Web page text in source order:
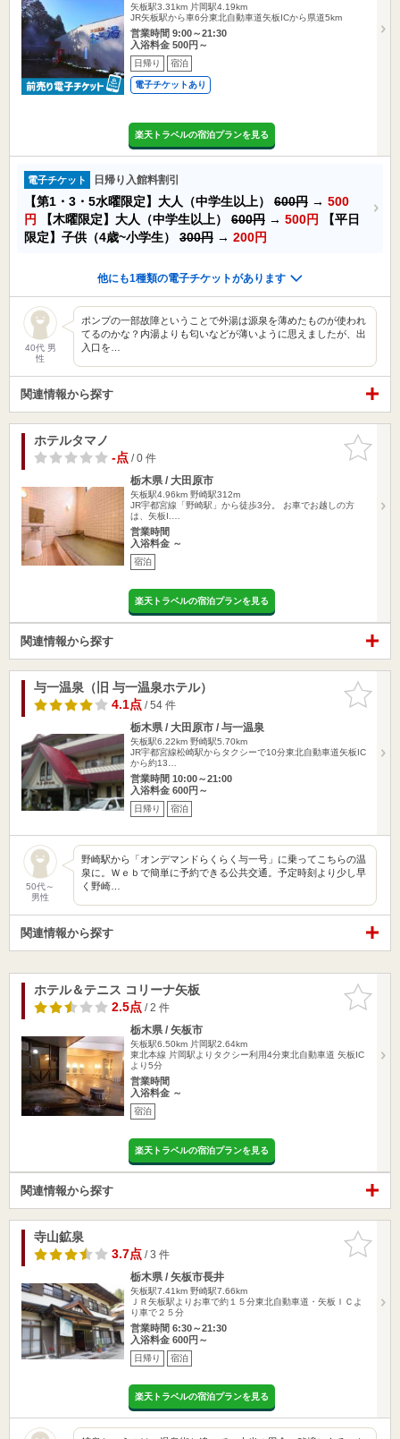
矢板駅3.31km 片岡駅4.19km
JR矢板駅から車6分東北自動車道矢板ICから県道5km
営業時間 9:00～21:30
入浴料金 500円～
日帰り 宿泊
電子チケットあり
楽天トラベルの宿泊プランを見る
電子チケット 日帰り入館料割引
【第1・3・5水曜限定】大人（中学生以上） 600円 → 500
円
【木曜限定】大人（中学生以上） 600円 → 500円
【平日
限定】子供（4歳~小学生） 300円 → 200円
他にも1種類の電子チケットがあります
40代 男
性
ポンプの一部故障ということで外湯は源泉を薄めたものが使われ
てるのかな？内湯よりも匂いなどが薄いように思えましたが、出
入口を…
関連情報から探す
お気に入
りに追加
ホテルタマノ
-点/ 0 件
栃木県 / 大田原市
矢板駅4.96km 野崎駅312m
JR宇都宮線「野崎駅」から徒歩3分。 お車でお越しの方
は、矢板I.…
営業時間
入浴料金 ～
宿泊
楽天トラベルの宿泊プランを見る
関連情報から探す
お気に入
りに追加
与一温泉（旧 与一温泉ホテル）
4.1点/ 54 件
栃木県 / 大田原市 / 与一温泉
矢板駅6.22km 野崎駅5.70km
JR宇都宮線松崎駅からタクシーで10分東北自動車道矢板IC
から約13…
営業時間 10:00～21:00
入浴料金 600円～
日帰り 宿泊
50代～
男性
野崎駅から「オンデマンドらくらく与一号」に乗ってこちらの温
泉に。Ｗｅｂで簡単に予約できる公共交通。予定時刻より少し早
く野崎…
関連情報から探す
お気に入
りに追加
ホテル＆テニス コリーナ矢板
2.5点/ 2 件
栃木県 / 矢板市
矢板駅6.50km 片岡駅2.64km
東北本線 片岡駅よりタクシー利用4分東北自動車道 矢板IC
より5分
営業時間
入浴料金 ～
宿泊
楽天トラベルの宿泊プランを見る
関連情報から探す
お気に入
りに追加
寺山鉱泉
3.7点/ 3 件
栃木県 / 矢板市長井
矢板駅7.41km 野崎駅7.66km
ＪＲ矢板駅よりお車で約１５分東北自動車道・矢板ＩＣよ
り車で２５分
営業時間 6:30～21:30
入浴料金 600円～
日帰り 宿泊
楽天トラベルの宿泊プランを見る